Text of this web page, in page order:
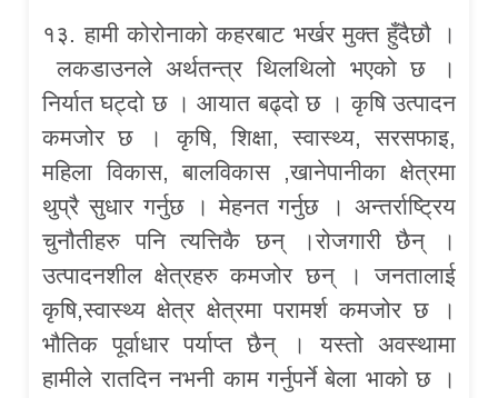
१३. हामी कोरोनाको कहरबाट भर्खर मुक्त हुँदैछौ ।
लकडाउनले अर्थतन्त्र थिलथिलो भएको छ ।
निर्यात घट्दो छ । आयात बढ्दो छ । कृषि उत्पादन
कमजोर छ । कृषि, शिक्षा, स्वास्थ्य, सरसफाइ,
महिला विकास, बालविकास ,खानेपानीका क्षेत्रमा
थुप्रै सुधार गर्नुछ । मेहनत गर्नुछ । अन्तर्राष्ट्रिय
चुनौतीहरु पनि त्यत्तिकै छन् ।रोजगारी छैन् ।
उत्पादनशील क्षेत्रहरु कमजोर छन् । जनतालाई
कृषि,स्वास्थ्य क्षेत्र क्षेत्रमा परामर्श कमजोर छ ।
भौतिक पूर्वाधार पर्याप्त छैन् । यस्तो अवस्थामा
हामीले रातदिन नभनी काम गर्नुपर्ने बेला भाको छ ।